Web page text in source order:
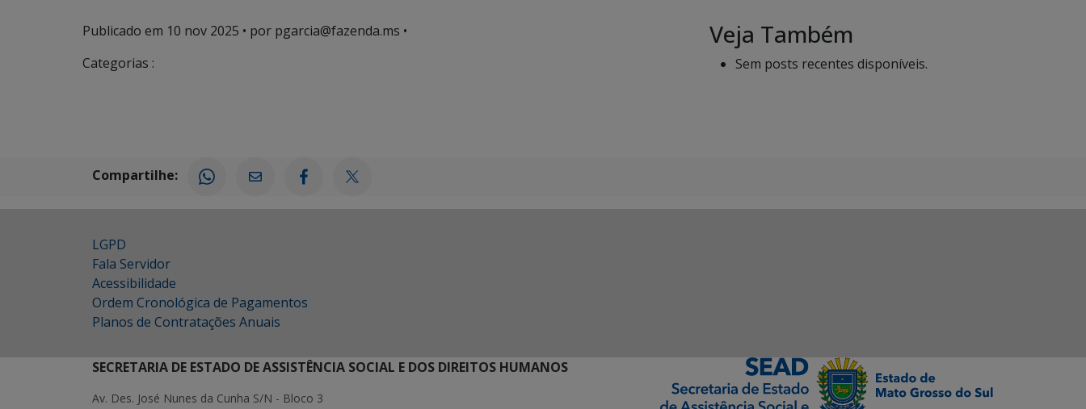
Publicado em 10 nov 2025 • por pgarcia@fazenda.ms •
Categorias :
Veja Também
Sem posts recentes disponíveis.
Compartilhe:
LGPD
Fala Servidor
Acessibilidade
Ordem Cronológica de Pagamentos
Planos de Contratações Anuais
SECRETARIA DE ESTADO DE ASSISTÊNCIA SOCIAL E DOS DIREITOS HUMANOS
Av. Des. José Nunes da Cunha S/N - Bloco 3